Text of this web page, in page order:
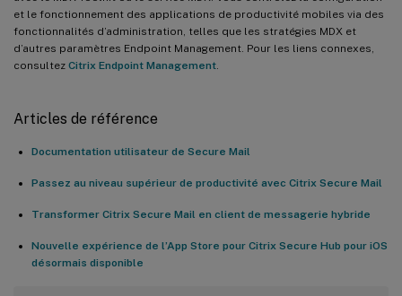
et le fonctionnement des applications de productivité mobiles via des
fonctionnalités d’administration, telles que les stratégies MDX et
d’autres paramètres Endpoint Management. Pour les liens connexes,
consultez Citrix Endpoint Management
Articles de référence
Documentation utilisateur de Secure Mail
Passez au niveau supérieur de productivité avec Citrix Secure Mail
Transformer Citrix Secure Mail en client de messagerie hybride
Nouvelle expérience de l’App Store pour Citrix Secure Hub pour iOS
désormais disponible